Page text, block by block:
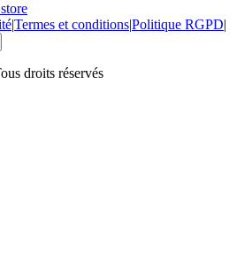
|Termes et conditions|Politique RGPD|
droits réservés